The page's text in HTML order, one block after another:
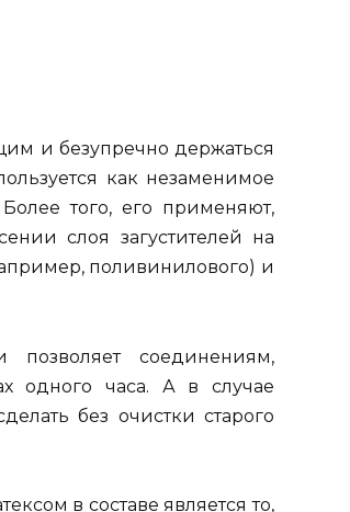
и безупречно держаться
как незаменимое
того, его применяют,
слоя загустителей на
поливинилового) и
позволяет соединениям,
одного часа. А в случае
без очистки старого
в составе является то,